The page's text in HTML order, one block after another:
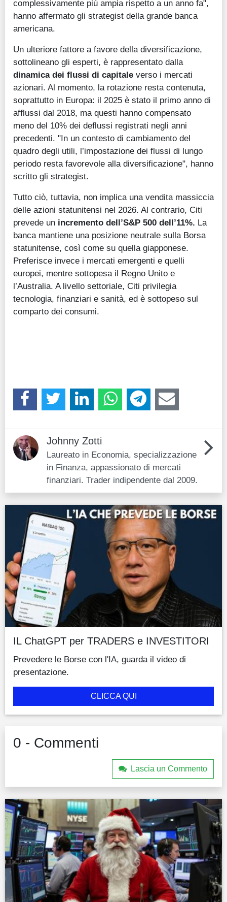
complessivamente più ampia rispetto a un anno fa",
hanno affermato gli strategist della grande banca
americana.
Un ulteriore fattore a favore della diversificazione,
sottolineano gli esperti, è rappresentato dalla
dinamica dei flussi di capitale verso i mercati
azionari. Al momento, la rotazione resta contenuta,
soprattutto in Europa: il 2025 è stato il primo anno di
afflussi dal 2018, ma questi hanno compensato
meno del 10% dei deflussi registrati negli anni
precedenti. "In un contesto di cambiamento del
quadro degli utili, l’impostazione dei flussi di lungo
periodo resta favorevole alla diversificazione", hanno
scritto gli strategist.
Tutto ciò, tuttavia, non implica una vendita massiccia
delle azioni statunitensi nel 2026. Al contrario, Citi
prevede un incremento dell’S&P 500 dell’11%. La
banca mantiene una posizione neutrale sulla Borsa
statunitense, così come su quella giapponese.
Preferisce invece i mercati emergenti e quelli
europei, mentre sottopesa il Regno Unito e
l’Australia. A livello settoriale, Citi privilegia
tecnologia, finanziari e sanità, ed è sottopeso sul
comparto dei consumi.
Johnny Zotti
Laureato in Economia, specializzazione
in Finanza, appassionato di mercati
finanziari. Trader indipendente dal 2009.
IL ChatGPT per TRADERS e INVESTITORI
Prevedere le Borse con l'IA, guarda il video di
presentazione.
CLICCA QUI
0 - Commenti
Lascia un Commento